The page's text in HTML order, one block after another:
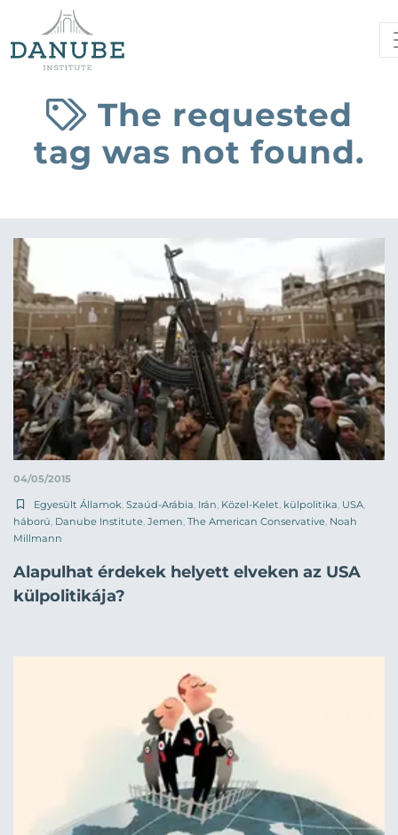
The requested
tag was not found.
04/05/2015
Egyesült Államok Szaúd-Arábia Irán Közel-Kelet külpolitika USA
háború Danube Institute Jemen The American Conservative Noah
Millmann
Alapulhat érdekek helyett elveken az USA
külpolitikája?